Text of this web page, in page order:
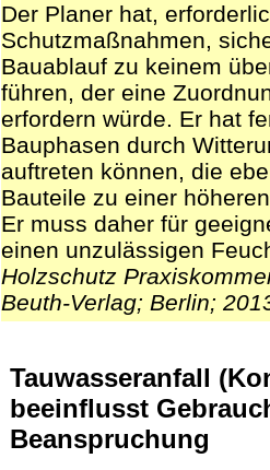
Der Planer hat,
Schutzmaßnahmen,
Bauablauf zu keinem
führen, der eine
erfordern würde. Er hat
Bauphasen durch
auftreten können, die
Bauteile zu einer
Er muss daher für
einen unzulässigen
Holzschutz
Beuth-Verlag; Berlin;
Tauwasseranfall
beeinflusst
Beanspruchung